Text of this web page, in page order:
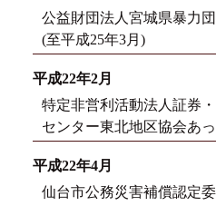
公益財団法人宮城県暴力
(至平成25年3月)
平成22年2月
特定非営利活動法人証券
センター東北地区協会あ
平成22年4月
仙台市公務災害補償認定